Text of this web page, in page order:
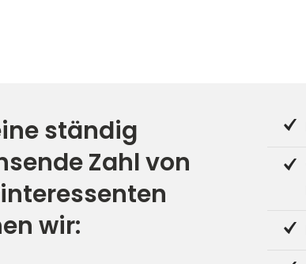
ständig
Zahl von
wir: